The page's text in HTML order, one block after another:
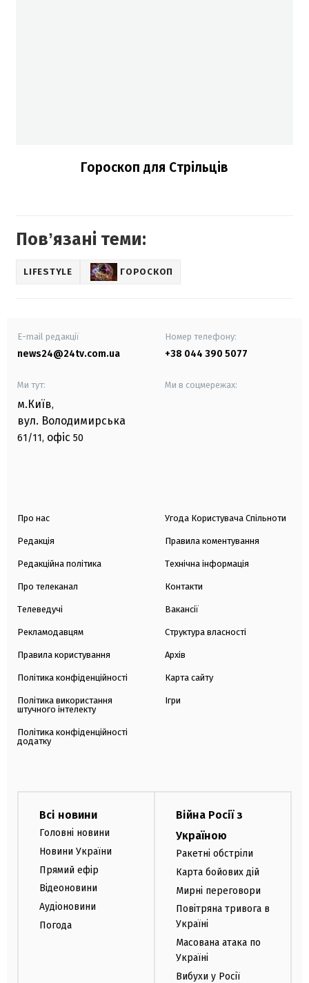
Гороскоп для Стрільців
Повʼязані теми:
LIFESTYLE ГОРОСКОП
E-mail редакції
news24@24tv.com.ua
Номер телефону:
+38 044 390 5077
Ми тут:
м.Київ,
вул. Володимирська
61/11, офіс 50
Ми в соцмережах:
Про нас
Редакція
Редакційна політика
Про телеканал
Телеведучі
Рекламодавцям
Правила користування
Політика конфіденційності
Політика використання
штучного інтелекту
Політика конфіденційності
додатку
Угода Користувача Спільноти
Правила коментування
Технічна інформація
Контакти
Вакансії
Структура власності
Архів
Карта сайту
Ігри
Всі новини
Головні новини
Новини України
Прямий ефір
Відеоновини
Аудіоновини
Погода
Війна Росії з
Україною
Ракетні обстріли
Карта бойових дій
Мирні переговори
Повітряна тривога в
Україні
Масована атака по
Україні
Вибухи у Росії